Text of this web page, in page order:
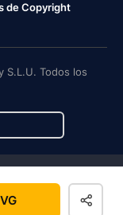
de Copyright
S.L.U. Todos los